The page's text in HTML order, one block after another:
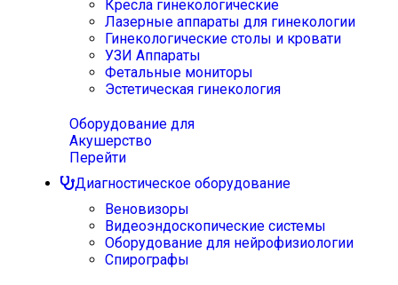
Кресла гинекологические
Лазерные аппараты для гинекологии
Гинекологические столы и кровати
УЗИ Аппараты
Фетальные мониторы
Эстетическая гинекология
Оборудование для
Акушерство
Перейти
Диагностическое оборудование
Веновизоры
Видеоэндоскопические системы
Оборудование для нейрофизиологии
Спирографы